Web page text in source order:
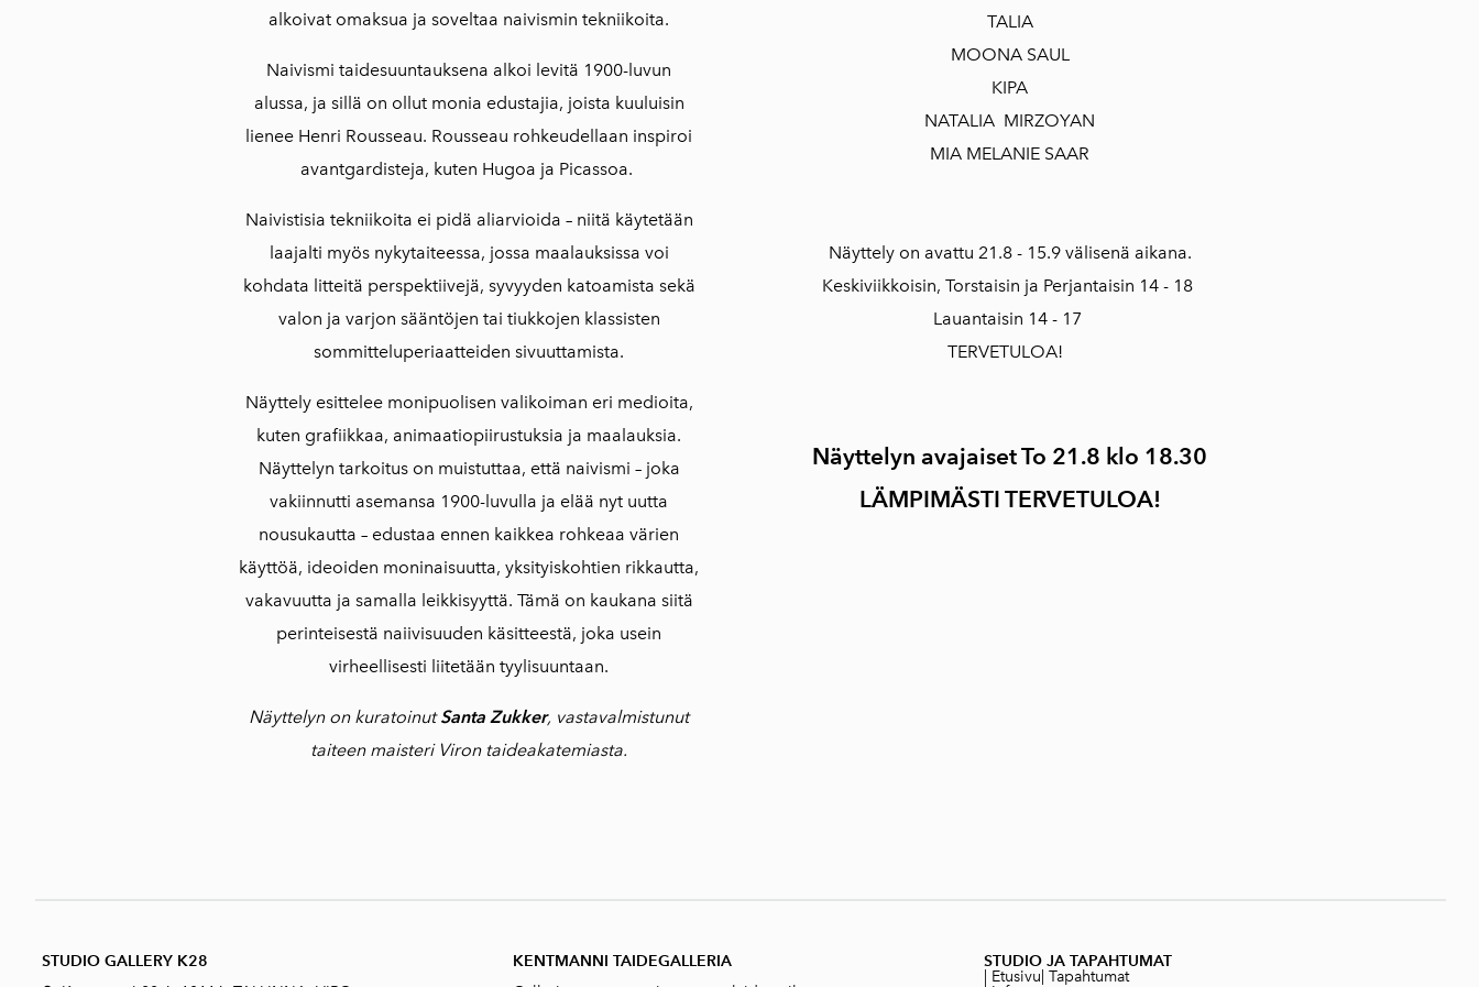
alkoivat omaksua ja soveltaa naivismin tekniikoita.
Naivismi taidesuuntauksena alkoi levitä 1900-luvun
alussa, ja sillä on ollut monia edustajia, joista kuuluisin
lienee Henri Rousseau. Rousseau rohkeudellaan inspiroi
avantgardisteja, kuten Hugoa ja Picassoa.
Naivistisia tekniikoita ei pidä aliarvioida – niitä käytetään
laajalti myös nykytaiteessa, jossa maalauksissa voi
kohdata litteitä perspektiivejä, syvyyden katoamista sekä
valon ja varjon sääntöjen tai tiukkojen klassisten
sommitteluperiaatteiden sivuuttamista.
Näyttely esittelee monipuolisen valikoiman eri medioita,
kuten grafiikkaa, animaatiopiirustuksia ja maalauksia.
Näyttelyn tarkoitus on muistuttaa, että naivismi – joka
vakiinnutti asemansa 1900-luvulla ja elää nyt uutta
nousukautta – edustaa ennen kaikkea rohkeaa värien
käyttöä, ideoiden moninaisuutta, yksityiskohtien rikkautta,
vakavuutta ja samalla leikkisyyttä. Tämä on kaukana siitä
perinteisestä naiivisuuden käsitteestä, joka usein
virheellisesti liitetään tyylisuuntaan.
Näyttelyn on kuratoinutSanta Zukker, vastavalmistunut
taiteen maisteri Viron taideakatemiasta.
TALIA
MOONA SAUL
KIPA
NATALIA MIRZOYAN
MIA MELANIE SAAR
Näyttely on avattu 21.8 - 15.9 välisenä aikana.
Keskiviikkoisin, Torstaisin ja Perjantaisin 14 - 18
Lauantaisin 14 - 17
TERVETULOA!
Näyttelyn avajaiset To 21.8 klo 18.30
LÄMPIMÄSTI TERVETULOA!
STUDIO GALLERY K28
KENTMANNI TAIDEGALLERIA
STUDIO JA TAPAHTUMAT
Etusivu Tapahtumat